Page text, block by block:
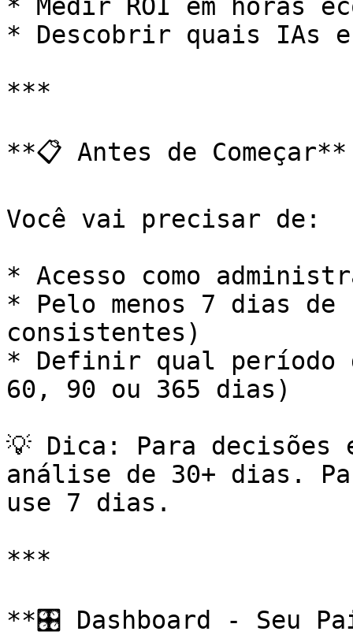
* Medir ROI em horas
* Descobrir quais IAs
***
**📋 Antes de Começar**
Você vai precisar de:
* Acesso como
* Pelo menos 7 dias de
consistentes)
* Definir qual período
60, 90 ou 365 dias)
💡 Dica: Para decisões
análise de 30+ dias.
use 7 dias.
***
**🎛️ Dashboard - Seu